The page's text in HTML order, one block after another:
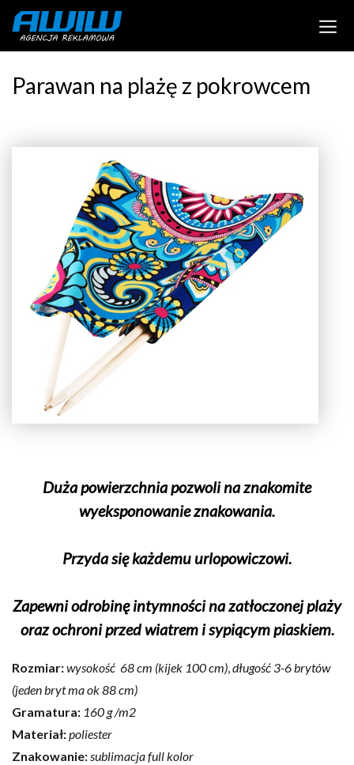
Parawan na plażę z pokrowcem
Duża powierzchnia pozwoli na znakomite
wyeksponowanie znakowania.
Przyda się każdemu urlopowiczowi.
Zapewni odrobinę intymności na zatłoczonej plaży
oraz ochroni przed wiatrem i sypiącym piaskiem.
Rozmiar:wysokość 68 cm (kijek 100 cm),długość 3-6 brytów
(jeden bryt ma ok 88 cm)
Gramatura: 160 g /m2
Materiał:poliester
Znakowanie:sublimacja full kolor